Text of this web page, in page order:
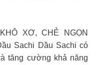
XƠ, CHẺ NGỌN
Sachi Dầu Sachi có
tăng cường khả năng